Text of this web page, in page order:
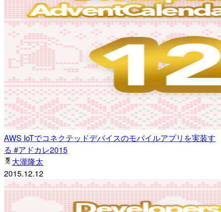
AWS IoTでコネクテッドデバイスのモバイルアプリを実装す
る #アドカレ2015
大瀧隆太
2015.12.12